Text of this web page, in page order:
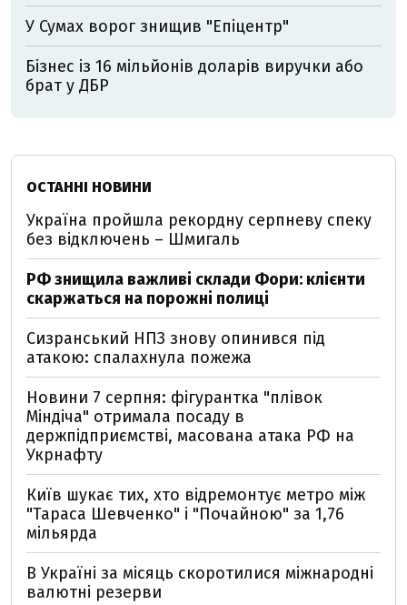
У Сумах ворог знищив "Епіцентр"
Бізнес із 16 мільйонів доларів виручки або
брат у ДБР
ОСТАННІ НОВИНИ
Україна пройшла рекордну серпневу спеку
без відключень – Шмигаль
РФ знищила важливі склади Фори: клієнти
скаржаться на порожні полиці
Сизранський НПЗ знову опинився під
атакою: спалахнула пожежа
Новини 7 серпня: фігурантка "плівок
Міндіча" отримала посаду в
держпідприємстві, масована атака РФ на
Укрнафту
Київ шукає тих, хто відремонтує метро між
"Тараса Шевченко" і "Почайною" за 1,76
мільярда
В Україні за місяць скоротилися міжнародні
валютні резерви